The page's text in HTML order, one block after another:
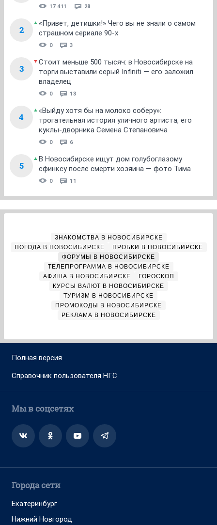
17 411 28
2
«Привет, детишки!» Чего вы не знали о самом
страшном сериале 90-х
0 3
3
Стоит меньше 500 тысяч: в Новосибирске на
торги выставили серый Infiniti — его заложил
владелец
0 13
4
«Выйду хотя бы на молоко соберу»:
трогательная история уличного артиста, его
куклы-дворника Семена Степановича
0 6
5
В Новосибирске ищут дом голубоглазому
сфинксу после смерти хозяина — фото Тима
0 11
ЗНАКОМСТВА В НОВОСИБИРСКЕ
ПОГОДА В НОВОСИБИРСКЕ
ПРОБКИ В НОВОСИБИРСКЕ
ФОРУМЫ В НОВОСИБИРСКЕ
ТЕЛЕПРОГРАММА В НОВОСИБИРСКЕ
АФИША В НОВОСИБИРСКЕ
ГОРОСКОП
КУРСЫ ВАЛЮТ В НОВОСИБИРСКЕ
ТУРИЗМ В НОВОСИБИРСКЕ
ПРОМОКОДЫ В НОВОСИБИРСКЕ
РЕКЛАМА В НОВОСИБИРСКЕ
Полная версия
Справочник пользователя НГС
Мы в соцсетях
Города сети
Екатеринбург
Нижний Новгород